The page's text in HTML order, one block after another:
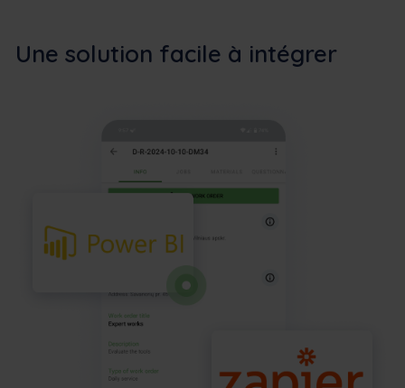
Une solution facile à intégrer